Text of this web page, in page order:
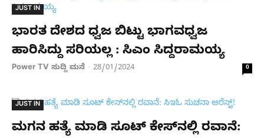
JUST IN
ಭಾರತ ದೇಶದ ಧ್ವಜ ಬಿಟ್ಟು ಭಾಗವಧ್ವಜ
ಹಾರಿಸಿದ್ದು ಸರಿಯಲ್ಲ : ಸಿಎಂ ಸಿದ್ದರಾಮಯ್ಯ
Power TV ಸುದ್ದಿ ಮನೆ - 28/01/2024 0
JUST IN
ಮಗನ ಹತ್ಯೆ ಮಾಡಿ ಸೂಟ್ ಕೇಸ್​ನಲ್ಲಿ ರವಾನೆ: